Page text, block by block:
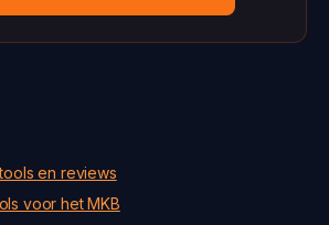
en reviews
voor het MKB